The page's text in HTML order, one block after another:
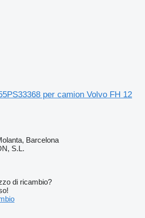
per camion Volvo FH 12
Barcelona
S.L.
di ricambio?